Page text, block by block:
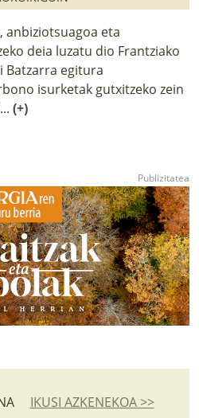
anbiziotsuagoa eta
deia luzatu dio Frantziako
Batzarra egitura
isurketak gutxitzeko zein
(+)
IKUSI AZKENEKOA >>